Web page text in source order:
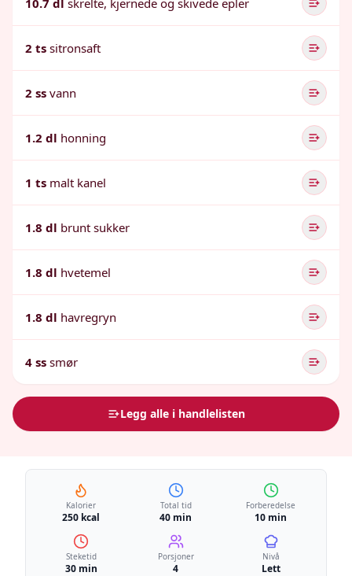
10.7 dl skrelte, kjernede og skivede epler
2 ts sitronsaft
2 ss vann
1.2 dl honning
1 ts malt kanel
1.8 dl brunt sukker
1.8 dl hvetemel
1.8 dl havregryn
4 ss smør
Legg alle i handlelisten
Kalorier
250 kcal
Total tid
40 min
Forberedelse
10 min
Steketid
30 min
Porsjoner
4
Nivå
Lett